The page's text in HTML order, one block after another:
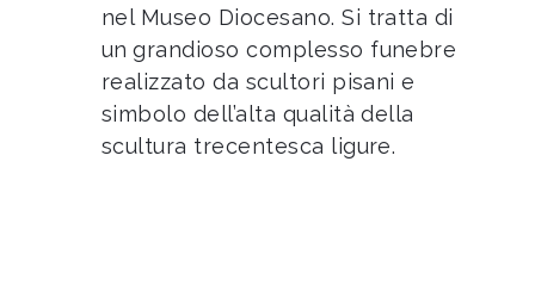
nel Museo Diocesano. Si tratta di
un grandioso complesso funebre
realizzato da scultori pisani e
simbolo dell’alta qualità della
scultura trecentesca ligure.